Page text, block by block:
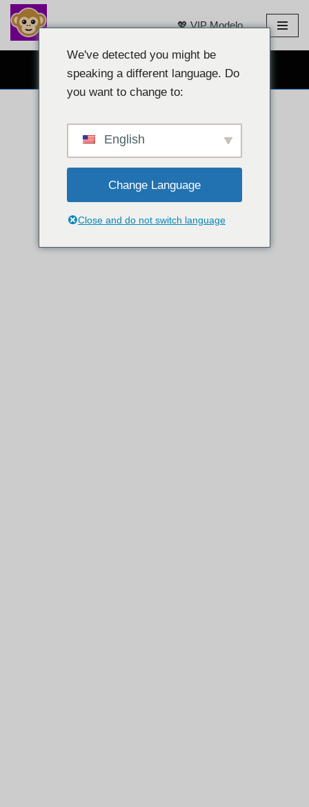
Laktawan
sa
💖 VIP Modelo
LIBRENG WEBCAM CHAT 👉
We've detected you might be
speaking a different language. Do
you want to change to:
English
Change Language
Close and do not switch language